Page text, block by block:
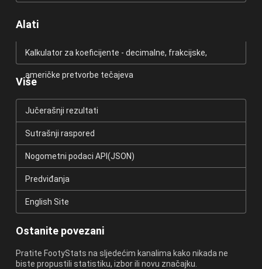
Alati
Kalkulator za koeficijente - decimalne, frakcijske,
američke pretvorbe tečajeva
Više
Jučerašnji rezultati
Sutrašnji raspored
Nogometni podaci API(JSON)
Predviđanja
English Site
Ostanite povezani
Pratite FootyStats na sljedećim kanalima kako nikada ne
biste propustili statistiku, izbor ili novu značajku.